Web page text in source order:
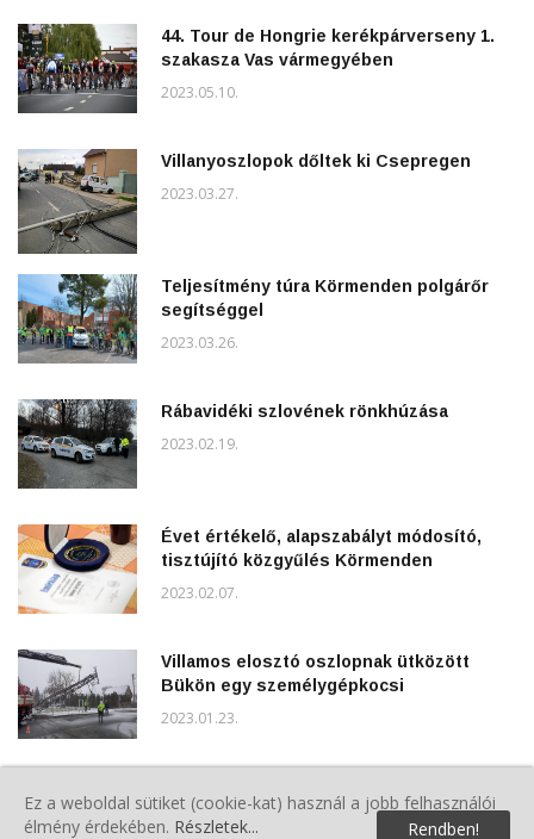
44. Tour de Hongrie kerékpárverseny 1.
szakasza Vas vármegyében
2023.05.10.
Villanyoszlopok dőltek ki Csepregen
2023.03.27.
Teljesítmény túra Körmenden polgárőr
segítséggel
2023.03.26.
Rábavidéki szlovének rönkhúzása
2023.02.19.
Évet értékelő, alapszabályt módosító,
tisztújító közgyűlés Körmenden
2023.02.07.
Villamos elosztó oszlopnak ütközött
Bükön egy személygépkocsi
2023.01.23.
2023.01.23.
Ez a weboldal sütiket (cookie-kat) használ a jobb felhasználói
élmény érdekében. Részletek... Rendben!